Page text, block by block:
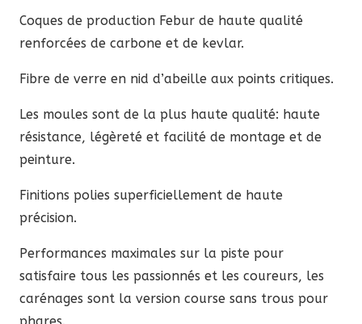
2006
Coques de production Febur de haute qualité
renforcées de carbone et de kevlar.
Fibre de verre en nid d’abeille aux points critiques.
Les moules sont de la plus haute qualité: haute
résistance, légèreté et facilité de montage et de
peinture.
Finitions polies superficiellement de haute
précision.
Performances maximales sur la piste pour
satisfaire tous les passionnés et les coureurs, les
carénages sont la version course sans trous pour